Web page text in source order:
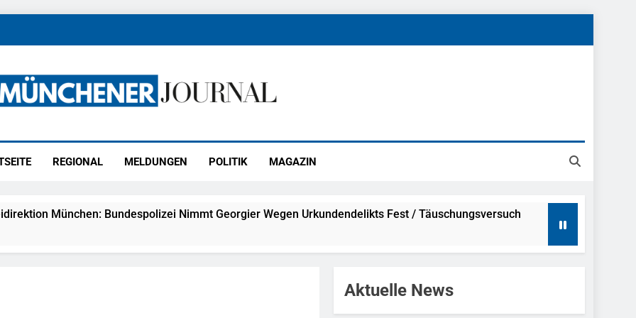
REGIONAL MELDUNGEN POLITIK MAGAZIN
München: Bundespolizei Nimmt Georgier Wegen Urkundendelikts Fest / Täuschungsversuch
München: Notruf Per Knopfdruck / Schnelle Festnahme Nach Sexueller Belästigung
Aktuelle News